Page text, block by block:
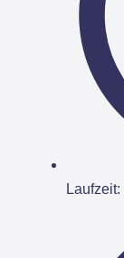
Laufzeit: